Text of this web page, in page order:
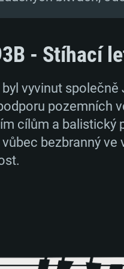
- Stíhací
byl vyvinut
pozemních
cílům a balistický
vůbec bezbranný